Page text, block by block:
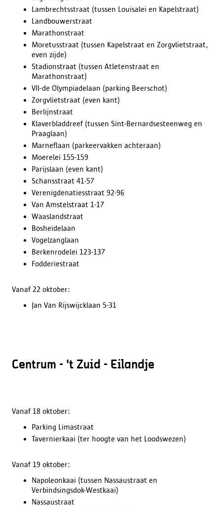
Lambrechtsstraat (tussen Louisalei en Kapelstraat)
Landbouwerstraat
Marathonstraat
Moretusstraat (tussen Kapelstraat en Zorgvlietstraat,
even zijde)
Stadionstraat (tussen Atletenstraat en
Marathonstraat)
VII-de Olympiadelaan (parking Beerschot)
Zorgvlietstraat (even kant)
Berlijnstraat
Klaverbladdreef (tussen Sint-Bernardsesteenweg en
Praaglaan)
Marneflaan (parkeervakken achteraan)
Moerelei 155-159
Parijslaan (even kant)
Schansstraat 41-57
Verenigdenatiesstraat 92-96
Van Amstelstraat 1-17
Waaslandstraat
Bosheidelaan
Vogelzanglaan
Berkenrodelei 123-137
Fodderiestraat
Vanaf 22 oktober:
Jan Van Rijswijcklaan 5-31
Centrum - 't Zuid - Eilandje
Vanaf 18 oktober:
Parking Limastraat
Tavernierkaai (ter hoogte van het Loodswezen)
Vanaf 19 oktober:
Napoleonkaai (tussen Nassaustraat en
Verbindsingsdok-Westkaai)
Nassaustraat